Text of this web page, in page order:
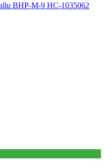
BHP-M-9 НС-1035062